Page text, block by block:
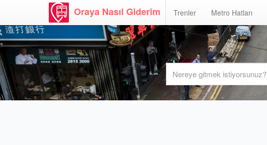
Oraya Nasıl Giderim Trenler Metro Hatları